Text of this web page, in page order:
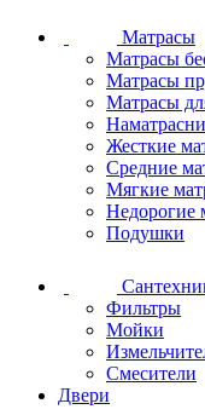
Матрасы
Матрасы
Матрасы
Матрасы
Жесткие
Средние
Мягкие
Недорогие
Подушки
Фильтры
Мойки
Смесители
Двери